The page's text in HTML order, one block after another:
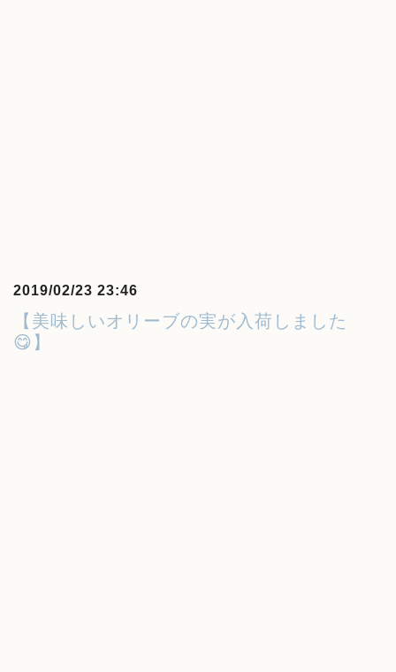
2019/02/23 23:46
【美味しいオリーブの実が入荷しました
😋】